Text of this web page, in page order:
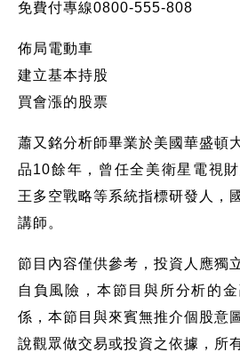
免費付專線0800-555-808
佈局電動車
建立基本持股
買會漲的股票
蕭又銘分析師畢業於美國華盛頓
品10餘年，曾任全美衛星電視
王多空戰略等系統指標研發人，
講師。
節目內容僅供參考，投資人應獨
自負風險，本節目與所分析的
係，本節目與來賓無推介個股意
說觀眾做交易或投資之依據，所